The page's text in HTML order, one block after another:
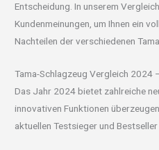
Entscheidung. In unserem
Kundenmeinungen, um Ihnen ein
Nachteilen der verschiedenen
Tama-Schlagzeug Vergleich 2024
Das Jahr 2024 bietet zahlreiche
innovativen Funktionen
aktuellen Testsieger und Bestseller